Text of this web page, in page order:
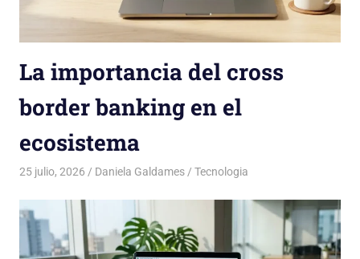
La importancia del cross
border banking en el
ecosistema
25 julio, 2026 Daniela Galdames Tecnologia